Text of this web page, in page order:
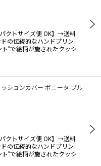
クトサイズ便 OK】→送料
の伝統的なハンドプリン
ト”で絵柄が施されたクッシ
ションカバー ボニータ ブル
クトサイズ便 OK】→送料
の伝統的なハンドプリン
ト”で絵柄が施されたクッシ